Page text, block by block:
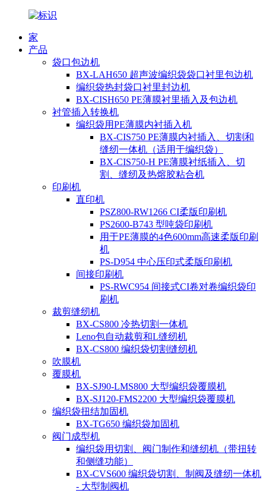
家
产品
袋口包边机
BX-LAH650 超声波编织袋袋口衬里包边机
编织袋热封袋口衬里封边机
BX-CISH650 PE薄膜衬里插入及包边机
衬管插入转换机
编织袋用PE薄膜内衬插入机
BX-CIS750 PE薄膜内衬插入、切割和
缝纫一体机（适用于编织袋）
BX-CIS750-H PE薄膜衬纸插入、切
割、缝纫及热熔胶粘合机
印刷机
直印机
PSZ800-RW1266 CI柔版印刷机
PS2600-B743 型吨袋印刷机
用于PE薄膜的4色600mm高速柔版印刷
机
PS-D954 中心压印式柔版印刷机
间接印刷机
PS-RWC954 间接式CI卷对卷编织袋印
刷机
裁剪缝纫机
BX-CS800 冷热切割一体机
Leno包自动裁剪和L缝纫机
BX-CS800 编织袋切割缝纫机
吹膜机
覆膜机
BX-SJ90-LMS800 大型编织袋覆膜机
BX-SJ120-FMS2200 大型编织袋覆膜机
编织袋扭结加固机
BX-TG650 编织袋加固机
阀门成型机
编织袋用切割、阀门制作和缝纫机（带扭转
和侧缝功能）
BX-CVS600 编织袋切割、制阀及缝纫一体机
- 大型制阀机